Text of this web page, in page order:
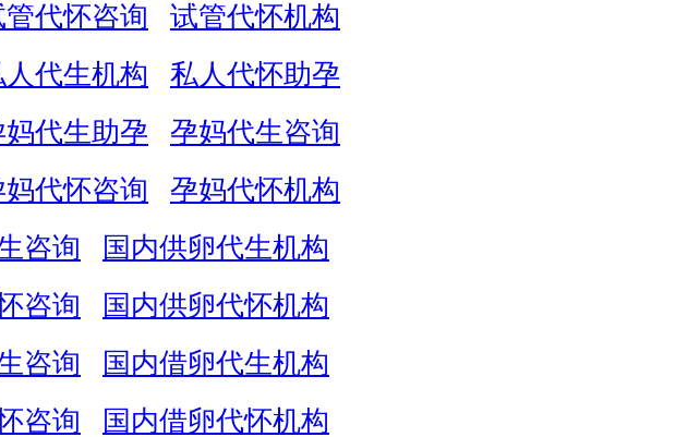
管代怀咨询
试管代怀机构
人代生机构
私人代怀助孕
妈代生助孕
孕妈代生咨询
妈代怀咨询
孕妈代怀机构
咨询
国内供卵代生机构
咨询
国内供卵代怀机构
咨询
国内借卵代生机构
咨询
国内借卵代怀机构